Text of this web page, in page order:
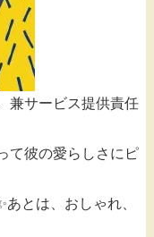
兼サービス提供責任
て彼の愛らしさにピ
とは、おしゃれ、